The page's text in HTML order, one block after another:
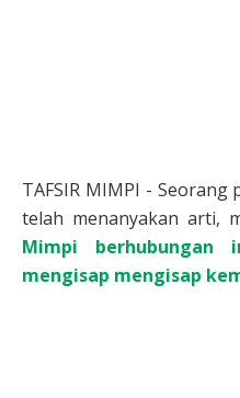
TAFSIR MIMPI - Seorang
telah menanyakan arti,
Mimpi
mengisap mengisap